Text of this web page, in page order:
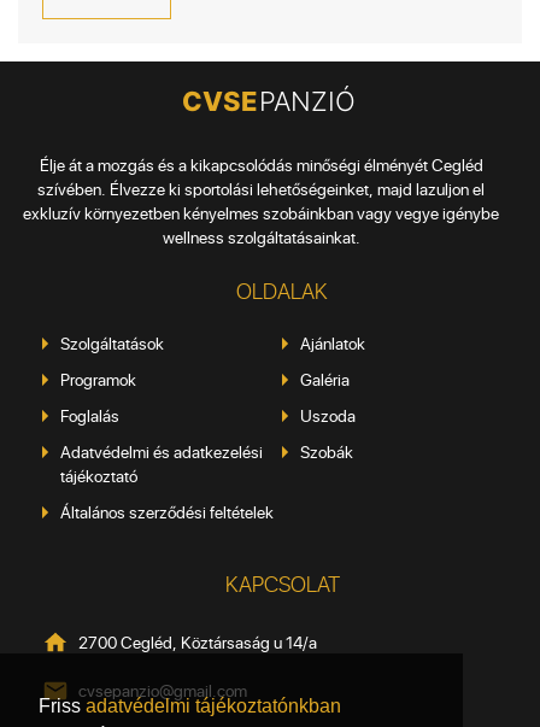
Friss adatvédelmi tájékoztatónkban
Élje át a mozgás és a kikapcsolódás minőségi élményét Cegléd
szívében. Élvezze ki sportolási lehetőségeinket, majd lazuljon el
exkluzív környezetben kényelmes szobáinkban vagy vegye igénybe
wellness szolgáltatásainkat.
OLDALAK
Szolgáltatások
Ajánlatok
Programok
Galéria
Foglalás
Uszoda
Adatvédelmi és adatkezelési
tájékoztató
Szobák
Általános szerződési feltételek
KAPCSOLAT
2700 Cegléd, Köztársaság u 14/a
cvsepanzio@gmail.com